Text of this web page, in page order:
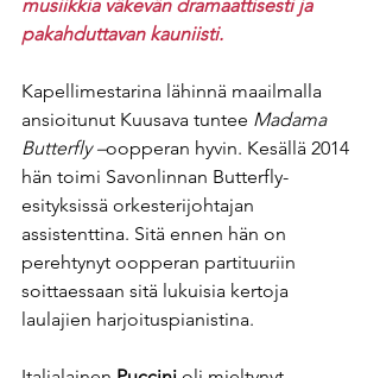
musiikkia väkevän dramaattisesti ja
pakahduttavan kauniisti.
Kapellimestarina lähinnä maailmalla
ansioitunut Kuusava tuntee Madama
Butterfly –oopperan hyvin. Kesällä 2014
hän toimi Savonlinnan Butterfly-
esityksissä orkesterijohtajan
assistenttina. Sitä ennen hän on
perehtynyt oopperan partituuriin
soittaessaan sitä lukuisia kertoja
laulajien harjoituspianistina.